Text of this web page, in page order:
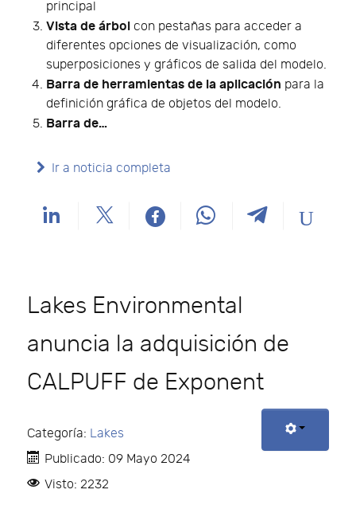
principal
Vista de árbol con pestañas para acceder a
diferentes opciones de visualización, como
superposiciones y gráficos de salida del modelo.
Barra de herramientas de la aplicación para la
definición gráfica de objetos del modelo.
Barra de…
Ir a noticia completa
Lakes Environmental
anuncia la adquisición de
CALPUFF de Exponent
Categoría: Lakes
Publicado: 09 Mayo 2024
Visto: 2232